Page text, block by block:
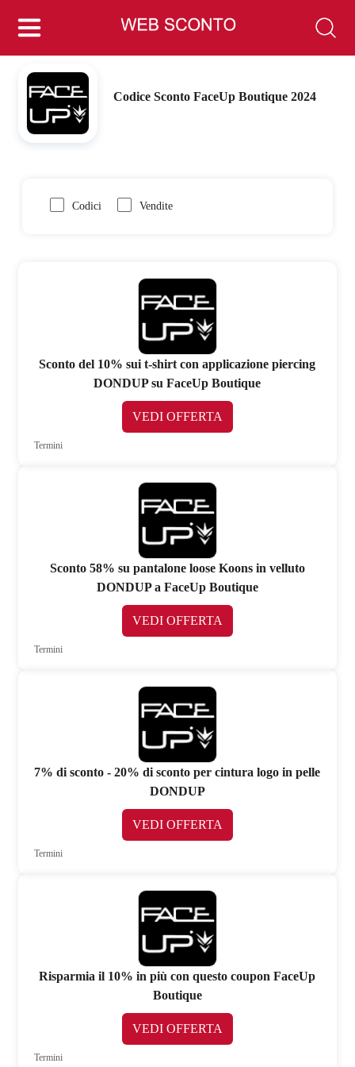
Codice Sconto FaceUp Boutique 2024
Codici Vendite
Sconto del 10% sui t-shirt con applicazione piercing
DONDUP su FaceUp Boutique
VEDI OFFERTA
Termini
Sconto 58% su pantalone loose Koons in velluto
DONDUP a FaceUp Boutique
VEDI OFFERTA
Termini
7% di sconto - 20% di sconto per cintura logo in pelle
DONDUP
VEDI OFFERTA
Termini
Risparmia il 10% in più con questo coupon FaceUp
Boutique
VEDI OFFERTA
Termini